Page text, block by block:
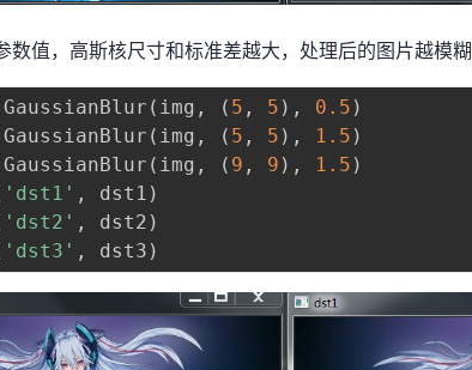
数值，高斯核尺寸和标准差越大，处理后的图片越模糊
GaussianBlur ( img , ( 5 , 5 ) , 0.5 )
GaussianBlur ( img , ( 5 , 5 ) , 1.5 )
GaussianBlur ( img , ( 9 , 9 ) , 1.5 )
'dst1' , dst1 )
'dst2' , dst2 )
'dst3' , dst3 )